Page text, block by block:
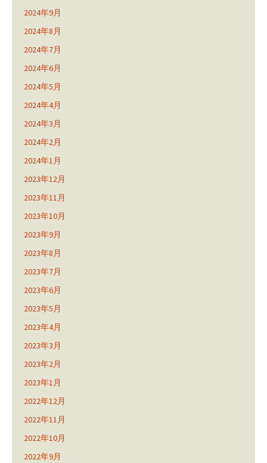
2024年9月
2024年8月
2024年7月
2024年6月
2024年5月
2024年4月
2024年3月
2024年2月
2024年1月
2023年12月
2023年11月
2023年10月
2023年9月
2023年8月
2023年7月
2023年6月
2023年5月
2023年4月
2023年3月
2023年2月
2023年1月
2022年12月
2022年11月
2022年10月
2022年9月